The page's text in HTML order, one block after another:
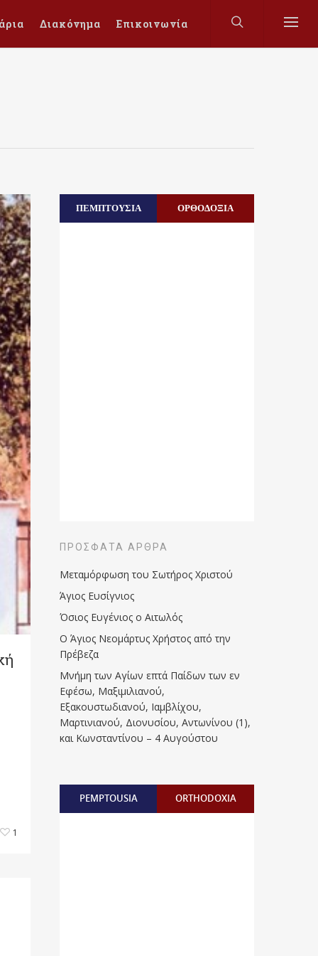
Διακόνημα Επικοινωνία
1
ΠΕΜΠΤΟΥΣΙΑ ΟΡΘΟΔΟΞΙΑ
ΠΡΌΣΦΑΤΑ ΆΡΘΡΑ
Μεταμόρφωση του Σωτήρος Χριστού
Άγιος Ευσίγνιος
Όσιος Ευγένιος ο Αιτωλός
Ο Άγιος Νεομάρτυς Χρήστος από την
Πρέβεζα
Μνήμη των Aγίων επτά Παίδων των εν
Eφέσω, Mαξιμιλιανού,
Eξακουστωδιανού, Iαμβλίχου,
Mαρτινιανού, Διονυσίου, Aντωνίνου (1),
και Kωνσταντίνου – 4 Αυγούστου
PEMPTOUSIA ORTHODOXIA